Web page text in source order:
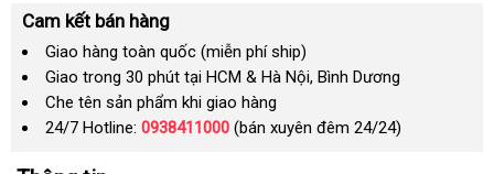
Cam kết bán hàng
Giao hàng toàn quốc (miễn phí ship)
Giao trong 30 phút tại HCM & Hà Nội, Bình Dương
Che tên sản phẩm khi giao hàng
24/7 Hotline: 0938411000 (bán xuyên đêm 24/24)